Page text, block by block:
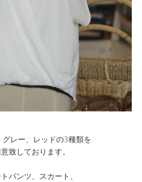
グレー、レッドの3種類を
致しております。
パンツ、スカート、